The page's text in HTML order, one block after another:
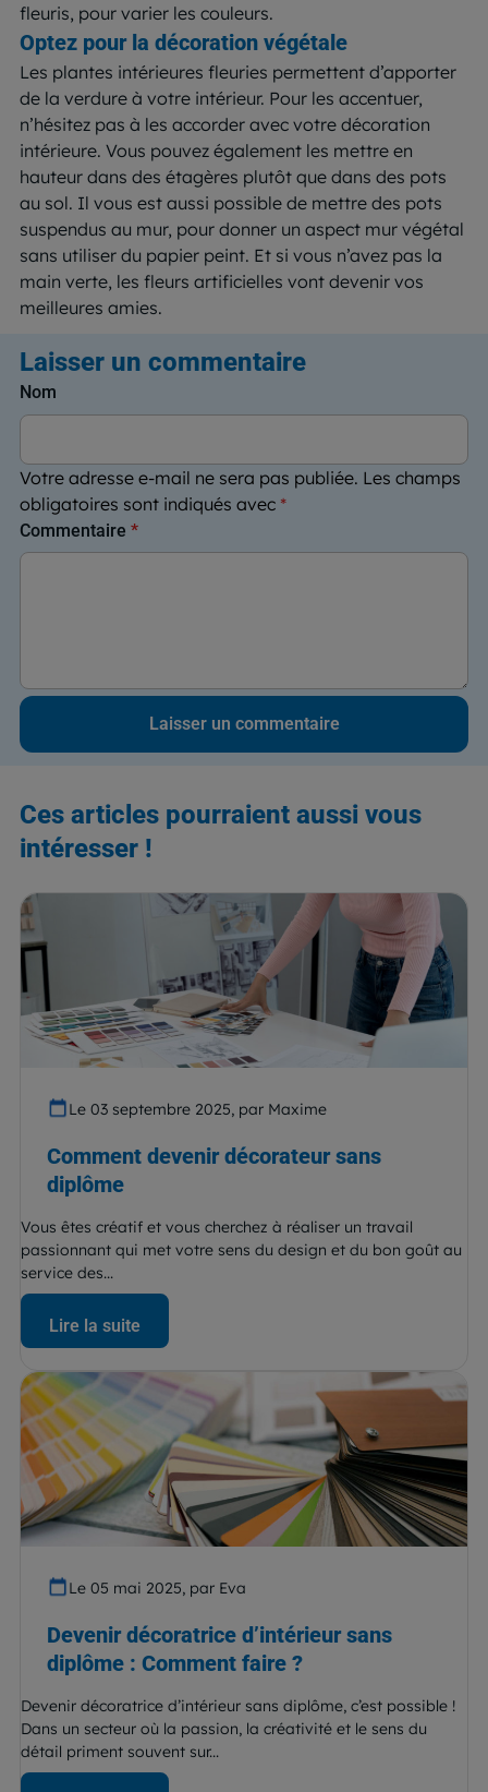
fleuris, pour varier les couleurs.
Optez pour la décoration végétale
Les plantes intérieures fleuries permettent d’apporter
de la verdure à votre intérieur. Pour les accentuer,
n’hésitez pas à les accorder avec votre décoration
intérieure. Vous pouvez également les mettre en
hauteur dans des étagères plutôt que dans des pots
au sol. Il vous est aussi possible de mettre des pots
suspendus au mur, pour donner un aspect mur végétal
sans utiliser du papier peint. Et si vous n’avez pas la
main verte, les fleurs artificielles vont devenir vos
meilleures amies.
Laisser un commentaire
Votre adresse e-mail ne sera pas publiée. Les champs
obligatoires sont indiqués avec *
Nom
Commentaire *
Ces articles pourraient aussi vous
intéresser !
Le 03 septembre 2025, par Maxime
Comment devenir décorateur sans
diplôme
Vous êtes créatif et vous cherchez à réaliser un travail
passionnant qui met votre sens du design et du bon goût au
service des...
Lire la suite
Le 05 mai 2025, par Eva
Devenir décoratrice d’intérieur sans
diplôme : Comment faire ?
Devenir décoratrice d’intérieur sans diplôme, c’est possible !
Dans un secteur où la passion, la créativité et le sens du
détail priment souvent sur...